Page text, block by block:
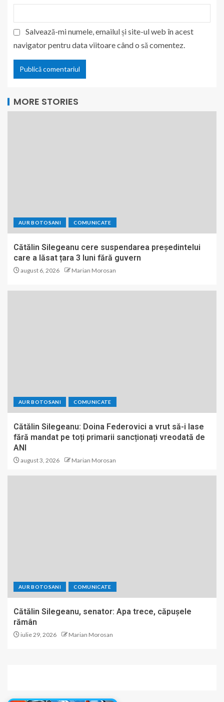
Salvează-mi numele, emailul și site-ul web în acest
navigator pentru data viitoare când o să comentez.
MORE STORIES
AUR BOTOSANI COMUNICATE
Cătălin Silegeanu cere suspendarea președintelui
care a lăsat țara 3 luni fără guvern
august 6, 2026 Marian Morosan
AUR BOTOSANI COMUNICATE
Cătălin Silegeanu: Doina Federovici a vrut să-i lase
fără mandat pe toți primarii sancționați vreodată de
ANI
august 3, 2026 Marian Morosan
AUR BOTOSANI COMUNICATE
Cătălin Silegeanu, senator: Apa trece, căpușele
rămân
iulie 29, 2026 Marian Morosan